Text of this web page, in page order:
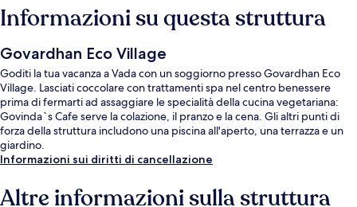
Informazioni su questa struttura
Govardhan Eco Village
Goditi la tua vacanza a Vada con un soggiorno presso Govardhan Eco
Village. Lasciati coccolare con trattamenti spa nel centro benessere
prima di fermarti ad assaggiare le specialità della cucina vegetariana:
Govinda`s Cafe serve la colazione, il pranzo e la cena. Gli altri punti di
forza della struttura includono una piscina all'aperto, una terrazza e un
giardino.
Informazioni sui diritti di cancellazione
Altre informazioni sulla struttura